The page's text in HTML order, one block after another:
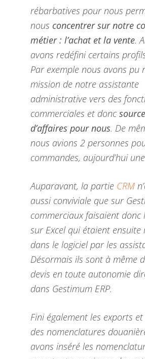
rébarbatives pour nous
nous concentrer sur notre
métier : l’achat et la vente.
avons redéfini certains
Par exemple nous avons pu
mission de notre assistante
administrative vers des
commerciales et donc
d’affaires pour nous. De
nous avions 2 personnes
commandes, aujourd’hui
Auparavant, la partie CRM
aussi conviviale que sur
commerciaux faisaient donc
sur Excel qui étaient ensuite
dans le logiciel par les
Désormais ils sont à même
devis en toute autonomie
dans Gestimum ERP.
Fini également les exports et
des nomenclatures
avons inséré les